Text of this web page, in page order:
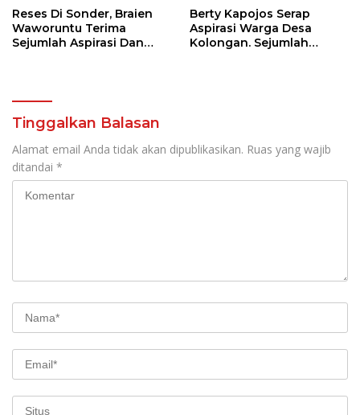
Reses Di Sonder, Braien
Waworuntu Terima
Sejumlah Aspirasi Dan
Berty Kapojos Serap
Aspirasi Warga Desa
Kolongan. Sejumlah
Tinggalkan Balasan
Alamat email Anda tidak akan dipublikasikan. Ruas yang wajib
ditandai *